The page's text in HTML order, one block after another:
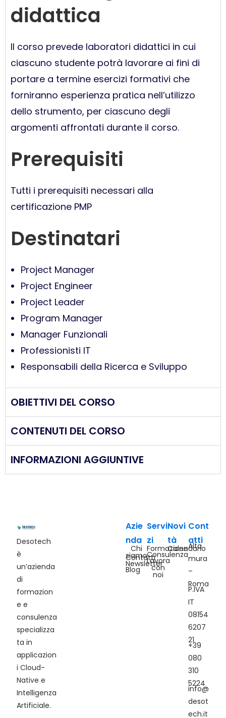
didattica
Il corso prevede laboratori didattici in cui
ciascuno studente potrà lavorare ai fini di
portare a termine esercizi formativi che
forniranno esperienza pratica nell’utilizzo
dello strumento, per ciascuno degli
argomenti affrontati durante il corso.
Prerequisiti
Tutti i prerequisiti necessari alla
certificazione PMP
Destinatari
Project Manager
Project Engineer
Project Leader
Program Manager
Manager Funzionali
Professionisti IT
Responsabili della Ricerca e Sviluppo
OBIETTIVI DEL CORSO
CONTENUTI DEL CORSO
INFORMAZIONI AGGIUNTIVE
Desotech
è
un’azienda
di
formazion
e e
consulenza
specializza
ta in
applicazion
i Cloud-
Native e
Intelligenza
Artificiale.
Azie
nda
Chi
siamo
Contatti
Newsletter
Blog
Servi
zi
Formazione
Consulenza
Lavora
con
noi
Novi
tà
Calendario
Cont
atti
Alta
mura
–
Roma
P.IVA
IT
08154
6207
21
+39
080
310
5224
info@
desot
ech.it